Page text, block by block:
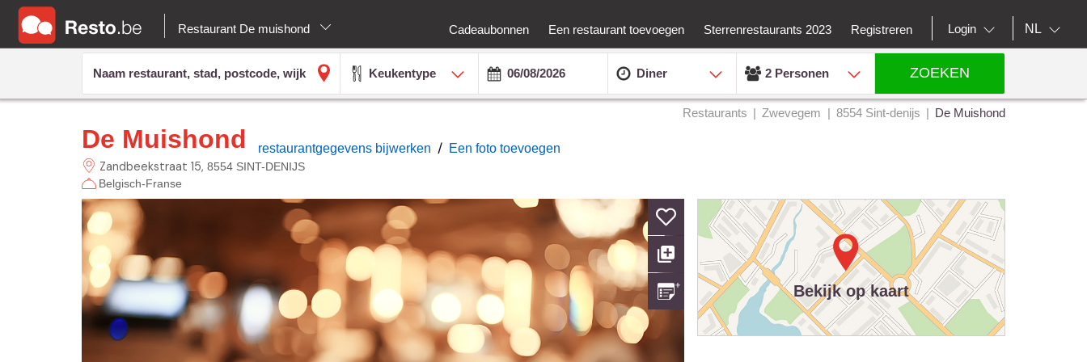
Restaurant De muishond Cadeaubonnen Een restaurant toevoegen Sterrenrestaurants 2023 Registreren Login NL
Keukentype Diner 2 Personen ZOEKEN
Restaurants Zwevegem 8554 Sint-denijs De Muishond
De Muishond restaurantgegevens bijwerken / Een foto toevoegen
Zandbeekstraat 15 8554 SINT-DENIJS
Belgisch-Franse
Bekijk op kaart